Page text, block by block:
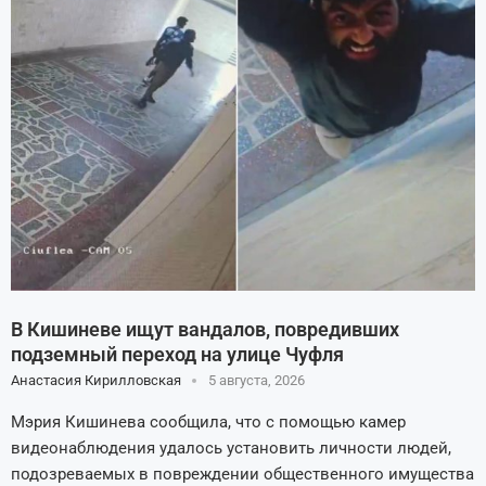
В Кишиневе ищут вандалов, повредивших
подземный переход на улице Чуфля
Анастасия Кирилловская 5 августа, 2026
Мэрия Кишинева сообщила, что с помощью камер
видеонаблюдения удалось установить личности людей,
подозреваемых в повреждении общественного имущества